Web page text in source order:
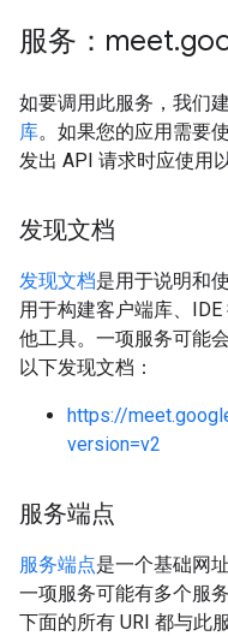
服务：meet.
如要调用此服务，我们
库。如果您的应用需要
发出 API 请求时应使用
发现文档
发现文档是用于说明和
用于构建客户端库、
他工具。一项服务可能
以下发现文档：
https://
version=v2
服务端点
服务端点是一个基础网
一项服务可能有多个服
下面的所有 URI 都与此